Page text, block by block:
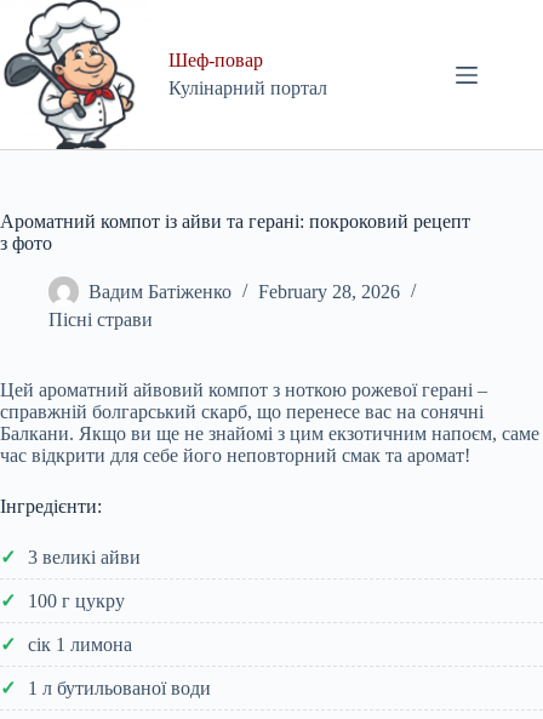
content
Шеф-повар
Кулінарний портал
Ароматний компот із айви та герані: покроковий рецепт
з фото
Вадим Батіженко
February 28, 2026
Пісні страви
Цей ароматний айвовий компот з ноткою рожевої герані –
справжній болгарський скарб, що перенесе вас на сонячні
Балкани. Якщо ви ще не знайомі з цим екзотичним напоєм, саме
час відкрити для себе його неповторний смак та аромат!
Інгредієнти:
3 великі айви
100 г цукру
сік 1 лимона
1 л бутильованої води